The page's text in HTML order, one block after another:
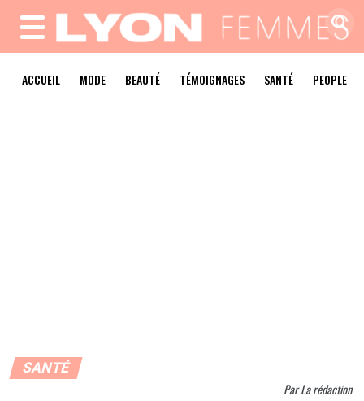
MENU
ACCUEIL MODE BEAUTÉ TÉMOIGNAGES SANTÉ PEOPLE
SANTÉ
ParLa rédaction